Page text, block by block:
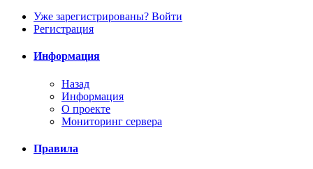
Уже зарегистрированы? Войти
Регистрация
Информация
Назад
Информация
О проекте
Мониторинг сервера
Правила